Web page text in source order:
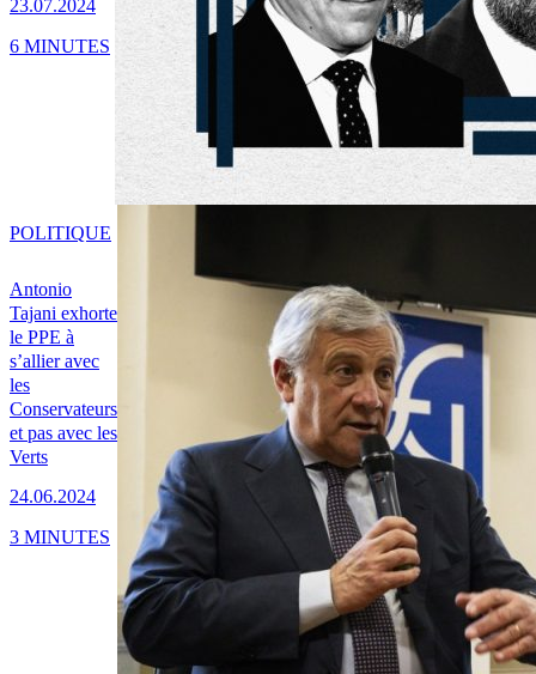
23.07.2024
6 MINUTES
Antonio
Tajani exhorte
le PPE à
s’allier avec
les
Conservateurs
et pas avec les
Verts
24.06.2024
POLITIQUE
3 MINUTES